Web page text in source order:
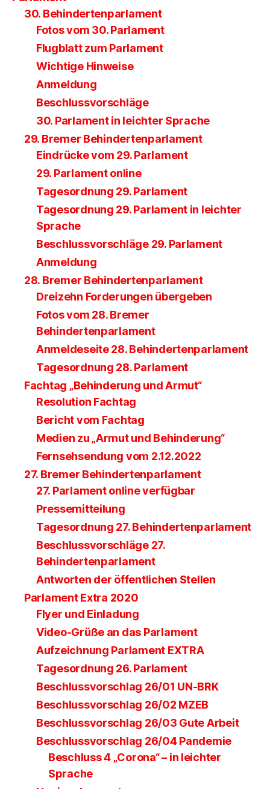
30. Behindertenparlament
Fotos vom 30. Parlament
Flugblatt zum Parlament
Wichtige Hinweise
Anmeldung
Beschlussvorschläge
30. Parlament in leichter Sprache
29. Bremer Behindertenparlament
Eindrücke vom 29. Parlament
29. Parlament online
Tagesordnung 29. Parlament
Tagesordnung 29. Parlament in leichter
Sprache
Beschlussvorschläge 29. Parlament
Anmeldung
28. Bremer Behindertenparlament
Dreizehn Forderungen übergeben
Fotos vom 28. Bremer
Behindertenparlament
Anmeldeseite 28. Behindertenparlament
Tagesordnung 28. Parlament
Fachtag „Behinderung und Armut“
Resolution Fachtag
Bericht vom Fachtag
Medien zu „Armut und Behinderung“
Fernsehsendung vom 2.12.2022
27. Bremer Behindertenparlament
27. Parlament online verfügbar
Pressemitteilung
Tagesordnung 27. Behindertenparlament
Beschlussvorschläge 27.
Behindertenparlament
Antworten der öffentlichen Stellen
Parlament Extra 2020
Flyer und Einladung
Video-Grüße an das Parlament
Aufzeichnung Parlament EXTRA
Tagesordnung 26. Parlament
Beschlussvorschlag 26/01 UN-BRK
Beschlussvorschlag 26/02 MZEB
Beschlussvorschlag 26/03 Gute Arbeit
Beschlussvorschlag 26/04 Pandemie
Beschluss 4 „Corona“ – in leichter
Sprache